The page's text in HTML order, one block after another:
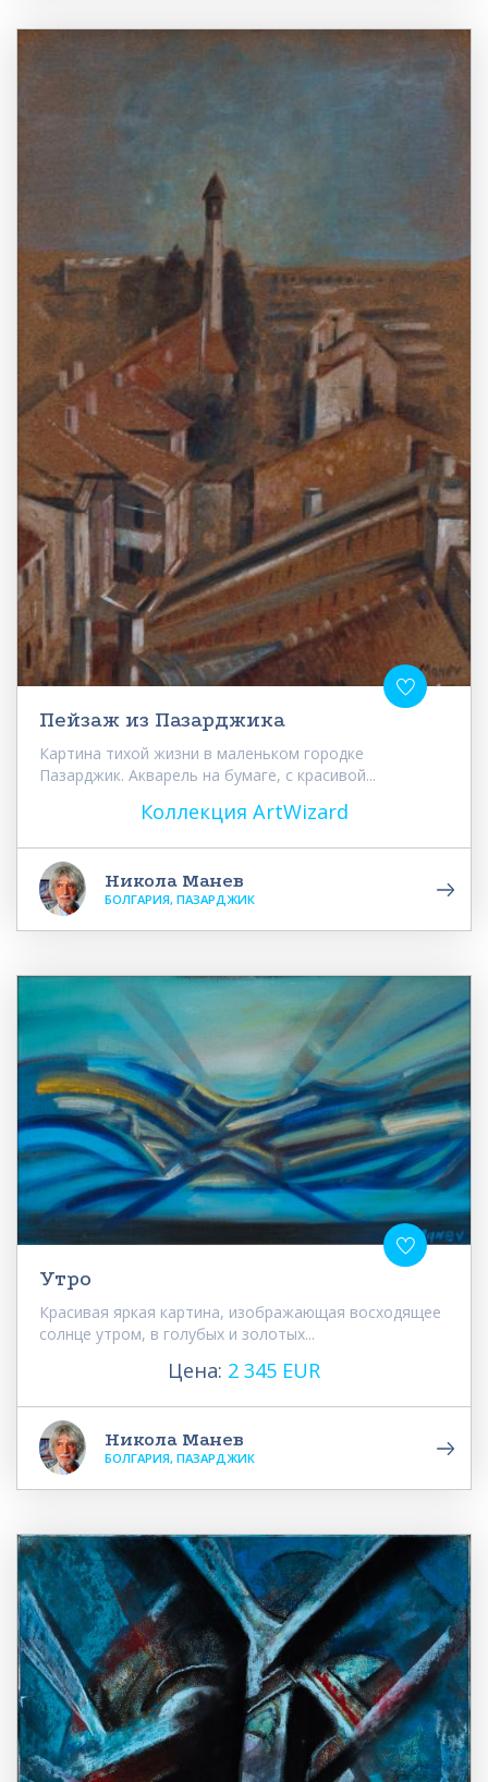
Пейзаж из Пазарджика
Картина тихой жизни в маленьком городке
Пазарджик. Акварель на бумаге, с красивой...
Коллекция ArtWizard
Никола Манев
БОЛГАРИЯ, ПАЗАРДЖИК
Утро
Красивая яркая картина, изображающая восходящее
солнце утром, в голубых и золотых...
Цена: 2 345 EUR
Никола Манев
БОЛГАРИЯ, ПАЗАРДЖИК